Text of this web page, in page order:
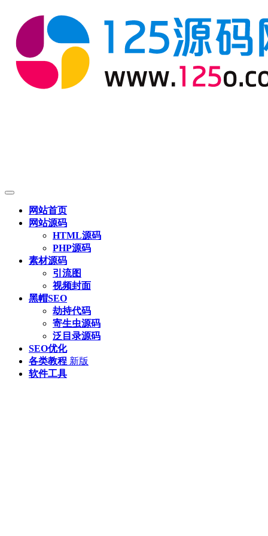
网站首页
网站源码
HTML源码
PHP源码
素材源码
引流图
视频封面
黑帽SEO
劫持代码
寄生虫源码
泛目录源码
SEO优化
各类教程 新版
软件工具